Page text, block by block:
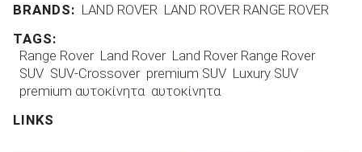
BRANDS: LAND ROVER LAND ROVER RANGE ROVER
TAGS:
Range Rover Land Rover Land Rover Range Rover
SUV SUV-Crossover premium SUV Luxury SUV
premium αυτοκίνητα αυτοκίνητα
LINKS